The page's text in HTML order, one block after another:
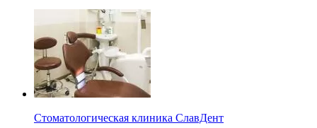
Стоматологическая клиника СлавДент